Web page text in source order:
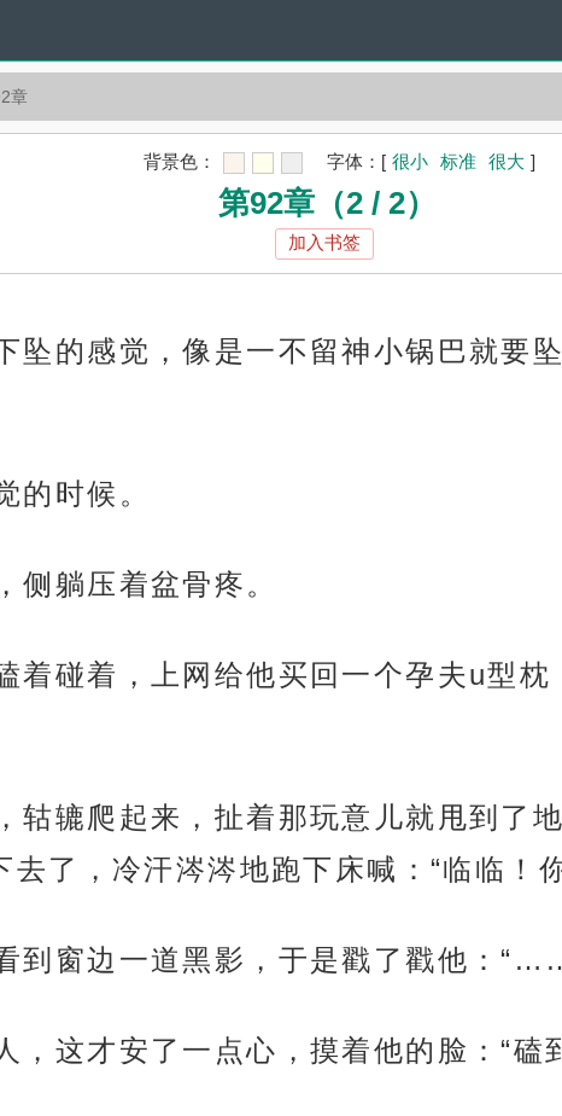
章
背景色： 字体： [ 很小 标准 很大 ]
第92章（2 / 2）
加入书签
坠的感觉，像是一不留神小锅巴就要
的时候。
侧躺压着盆骨疼。
着碰着，上网给他买回一个孕夫u型
轱辘爬起来，扯着那玩意儿就甩到了
了，冷汗涔涔地跑下床喊：“临临！
到窗边一道黑影，于是戳了戳他：
，这才安了一点心，摸着他的脸：“磕